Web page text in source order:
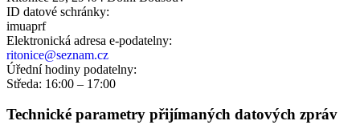
ID datové schránky:
imuaprf
Elektronická adresa e‑podatelny:
ritonice@seznam.cz
Úřední hodiny podatelny:
Středa: 16:00 – 17:00
Technické parametry přijímaných datových zpráv